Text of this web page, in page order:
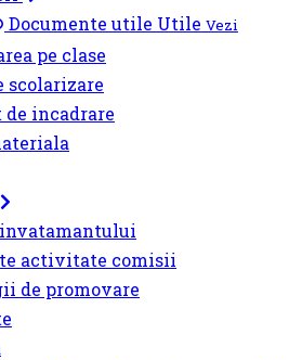
Documente utile Utile Vezi
pe clase
scolarizare
de incadrare
invatamantului
activitate comisii
de promovare